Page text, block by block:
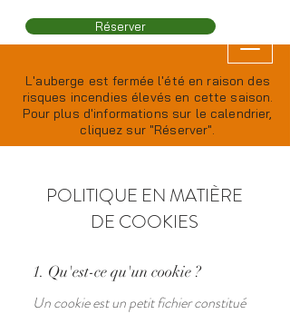
L'auberge est fermée l'été en raison des
risques incendies élevés en cette saison.
Pour plus d'informations sur le calendrier,
cliquez sur "Réserver".
Réserver
POLITIQUE EN MATIÈRE
DE COOKIES
1. Qu'est-ce qu'un cookie ?
Un cookie est un petit fichier constitué